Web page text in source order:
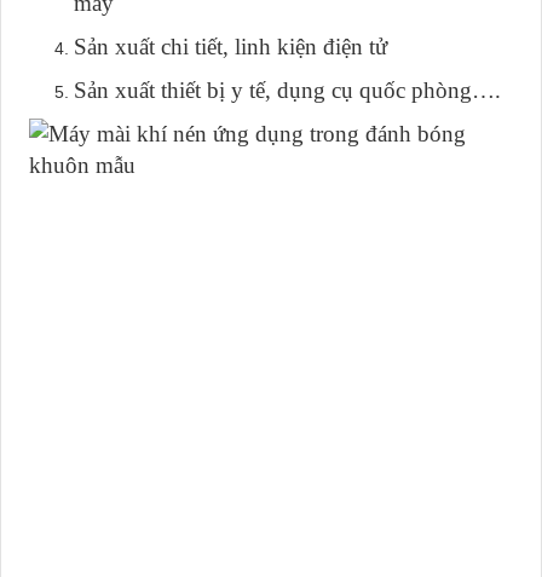
Sản xuất chi tiết, linh kiện điện tử
Sản xuất thiết bị y tế, dụng cụ quốc phòng….